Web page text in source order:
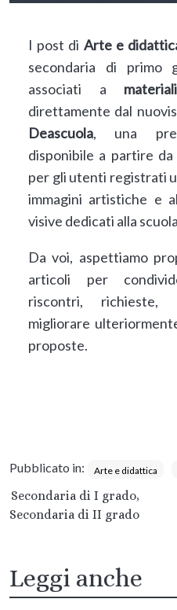
I post di Arte e
secondaria di primo
associati a
direttamente dal
Deascuola, una
disponibile a partire
per gli utenti registrati
immagini artistiche e
visive dedicati alla
Da voi, aspettiamo
articoli per
riscontri,
migliorare
proposte.
Pubblicato in: Arte e didattica
Secondaria di I grado,
Secondaria di II grado
Leggi anche